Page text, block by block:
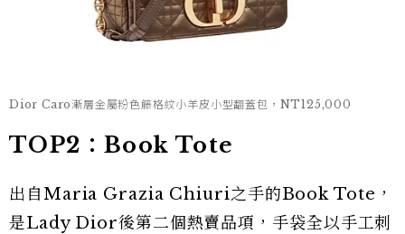
Dior Caro漸層金屬粉色籐格紋小羊皮小型翻蓋包，NT125,000
TOP2：Book Tote
出自Maria Grazia Chiuri之手的Book Tote，
是Lady Dior後第二個熱賣品項，手袋全以手工刺